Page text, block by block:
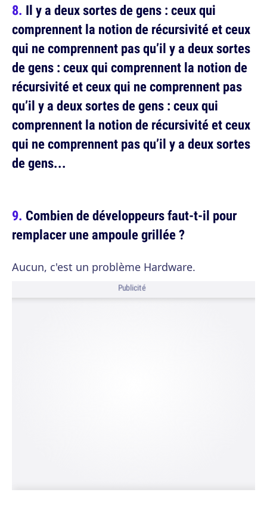
Il y a deux sortes de gens : ceux qui
comprennent la notion de récursivité et ceux
qui ne comprennent pas qu’il y a deux sortes
de gens : ceux qui comprennent la notion de
récursivité et ceux qui ne comprennent pas
qu’il y a deux sortes de gens : ceux qui
comprennent la notion de récursivité et ceux
qui ne comprennent pas qu’il y a deux sortes
de gens...
Combien de développeurs faut-t-il pour
remplacer une ampoule grillée ?
Aucun, c'est un problème Hardware.
Publicité